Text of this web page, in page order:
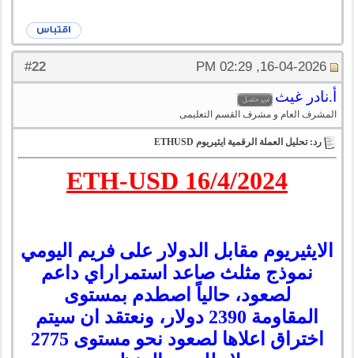
#
22 16-04-2026, 02:29 PM
أ.نادر غيث
المشرف العام و مشرف القسم التعليمى
رد: تحليل العملة الرقمية ايثيريوم ETHUSD
ETH-USD 16/4/2024
الايثيريوم مقابل الدولار على فريم اليومي
نموذج مثلث صاعد استمراراي داعم
لصعود، حالياً اصطدم بمستوى
المقاومة 2390 دولار، ونعتقد ان سيتم
اختراق اعلاها لصعود نحو مستوى 2775